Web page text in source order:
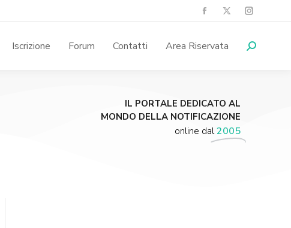
Iscrizione Forum Contatti Area Riservata
IL PORTALE DEDICATO AL
MONDO DELLA NOTIFICAZIONE
online dal2005